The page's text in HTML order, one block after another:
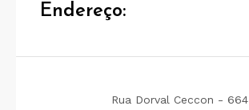
Endereço:
Rua Dorval Ceccon - 664